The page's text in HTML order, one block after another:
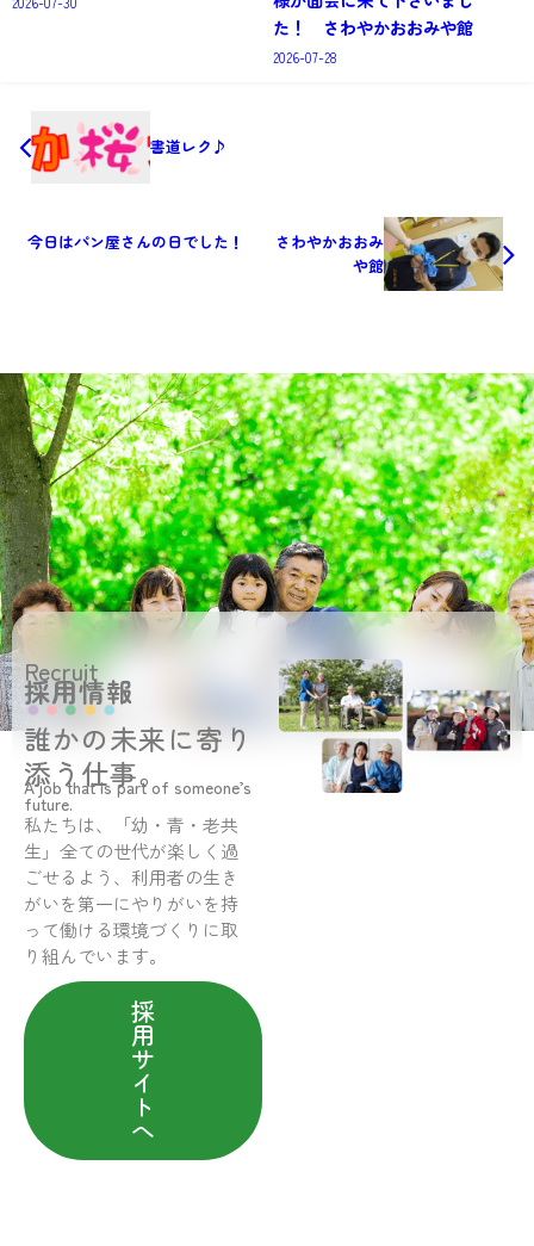
た！ さわやかおおみや館
2026-07-28
書道レク♪
今日はパン屋さんの日でした！ さわやかおおみ
や館
Recruit
採用情報
誰かの未来に寄り
添う仕事。
A job that is part of someone’s
future.
私たちは、「幼・青・老共
生」全ての世代が楽しく過
ごせるよう、利用者の生き
がいを第一にやりがいを持
って働ける環境づくりに取
り組んでいます。
採
用
サ
イ
ト
へ